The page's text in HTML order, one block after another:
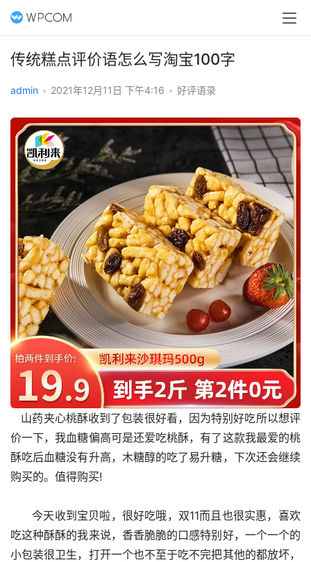
传统糕点评价语怎么写淘宝100字
admin • 2021年12月11日 下午4:16 • 好评语录
价一下，我血糖偏高可是还爱吃桃酥，有了这款我最爱的桃
酥吃后血糖没有升高，木糖醇的吃了易升糖，下次还会继续
购买的。值得购买!
      今天收到宝贝啦，很好吃哦，双11而且也很实惠，喜欢
吃这种酥酥的我来说，香香脆脆的口感特别好，一个一个的
小包装很卫生，打开一个也不至于吃不完把其他的都放坏，